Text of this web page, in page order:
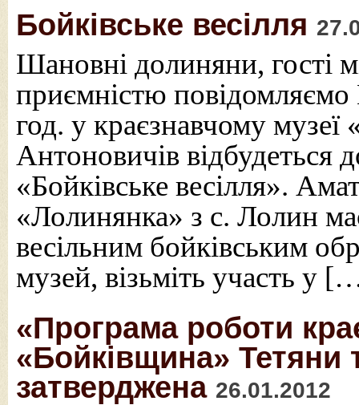
Бойківське весілля
Шановні долиняни, гості
приємністю
год. у краєзнавчому
Антоновичів відбудеться
«Бойківське весілля».
«Лолинянка» з с. Лолин
весільним бойківським
музей, візьміть участь у
«Програма роботи
«Бойківщина»
затверджена 26.01.2012